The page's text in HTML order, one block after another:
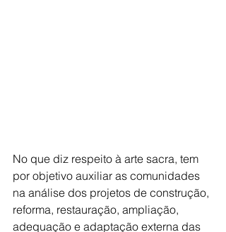
No que diz respeito à arte sacra, tem
por objetivo auxiliar as comunidades
na análise dos projetos de construção,
reforma, restauração, ampliação,
adequação e adaptação externa das